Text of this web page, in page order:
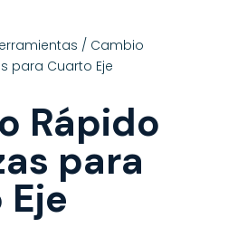
/ Cambio
para Cuarto Eje
Rápido
para